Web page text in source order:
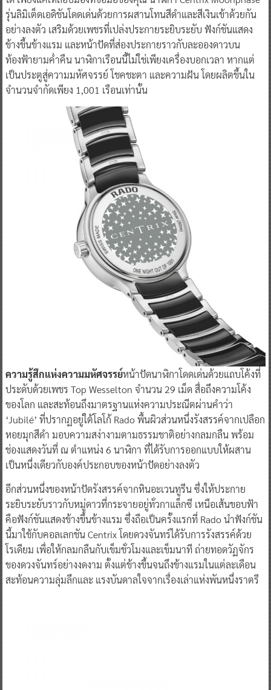
รุ่นลิมิเต็ดเอดิชันโดดเด่นด้วยการผสานโทนสีดำและสีเงินเข้าด้วยกัน
อย่างลงตัว เสริมด้วยเพชรที่เปล่งประกายระยิบระยับ ฟังก์ชันแสดง
ข้างขึ้นข้างแรม และหน้าปัดที่ส่องประกายราวกับละอองดาวบน
ท้องฟ้ายามค่ำคืน นาฬิกาเรือนนี้ไม่ใช่เพียงเครื่องบอกเวลา หากแต่
เป็นประตูสู่ความมหัศจรรย์ โชคชะตา และความฝัน โดยผลิตขึ้นใน
จำนวนจำกัดเพียง 1,001 เรือนเท่านั้น
ความรู้สึกแห่งความมหัศจรรย์หน้าปัดนาฬิกาโดดเด่นด้วยแถบโค้งที่
ประดับด้วยเพชร Top Wesselton จำนวน 29 เม็ด สื่อถึงความโค้ง
ของโลก และสะท้อนถึงมาตรฐานแห่งความประณีตผ่านคำว่า
‘Jubilé’ ที่ปรากฏอยู่ใต้โลโก้ Rado พื้นผิวส่วนหนึ่งรังสรรค์จากเปลือก
หอยมุกสีดำ มอบความสง่างามตามธรรมชาติอย่างกลมกลืน พร้อม
ช่องแสดงวันที่ ณ ตำแหน่ง 6 นาฬิกา ที่ได้รับการออกแบบให้ผสาน
เป็นหนึ่งเดียวกับองค์ประกอบของหน้าปัดอย่างลงตัว
อีกส่วนหนึ่งของหน้าปัดรังสรรค์จากหินอะเวนทูรีน ซึ่งให้ประกาย
ระยิบระยับราวกับหมู่ดาวที่กระจายอยู่ทั่วกาแล็กซี เหนือเส้นขอบฟ้า
คือฟังก์ชันแสดงข้างขึ้นข้างแรม ซึ่งถือเป็นครั้งแรกที่ Rado นำฟังก์ชัน
นี้มาใช้กับคอลเลกชัน Centrix โดยดวงจันทร์ได้รับการรังสรรค์ด้วย
โรเดียม เพื่อให้กลมกลืนกับเข็มชั่วโมงและเข็มนาที ถ่ายทอดวัฏจักร
ของดวงจันทร์อย่างงดงาม ตั้งแต่ข้างขึ้นจนถึงข้างแรมในแต่ละเดือน
สะท้อนความลุ่มลึกและ แรงบันดาลใจจากเรื่องเล่าแห่งพันหนึ่งราตรี